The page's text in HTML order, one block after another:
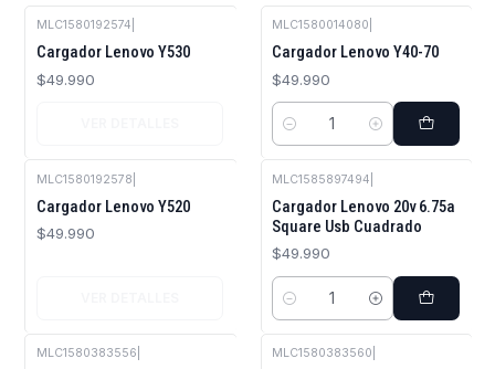
MLC1580192574
Cargador Lenovo Y530
$49.990
MLC1580014080
Cargador Lenovo Y40-70
$49.990
Cantidad
MLC1580192578
Cargador Lenovo Y520
$49.990
MLC1585897494
Cargador Lenovo 20v 6.75a
Square Usb Cuadrado
$49.990
Cantidad
MLC1580383556 MLC1580383560